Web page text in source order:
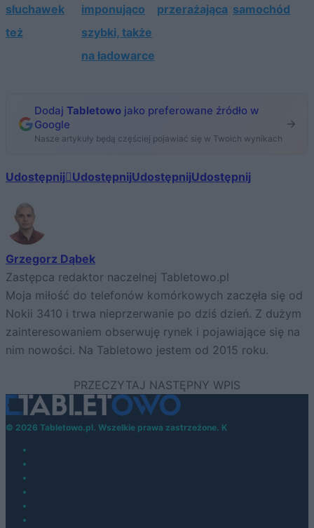
słuchawek
też
imponująco
szybki, także
na ładowarce
przerażająca samochód
Dodaj Tabletowo jako preferowane źródło w
Google
Nasze artykuły będą częściej pojawiać się w Twoich wynikach
Udostępnij UdostępnijUdostępnijUdostępnij
Grzegorz Dąbek
Zastępca redaktor naczelnej Tabletowo.pl
Moja miłość do telefonów komórkowych zaczęła się od
Nokii 3410 i trwa nieprzerwanie po dziś dzień. Z dużym
zainteresowaniem obserwuję rynek i pojawiające się na
nim nowości. Na Tabletowo jestem od 2015 roku.
© 2026 Tabletowo.pl. Wszelkie prawa zastrzeżone. K